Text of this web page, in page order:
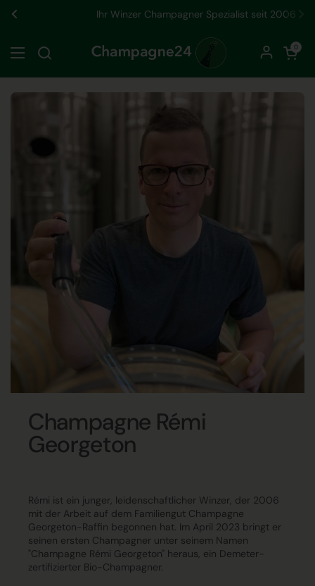
Zurück
Ihr Winzer Champagner Spezialist seit 2006
Menü öffnen
Warenkorb
0
Champagne Rémi
Georgeton
Rémi ist ein junger, leidenschaftlicher Winzer, der 2006
mit der Arbeit auf dem Familiengut Champagne
Georgeton-Raffin begonnen hat. Im April 2023 bringt er
seinen ersten Champagner unter seinem Namen
"Champagne Rémi Georgeton" heraus, ein Demeter-
zertifizierter Bio-Champagner.